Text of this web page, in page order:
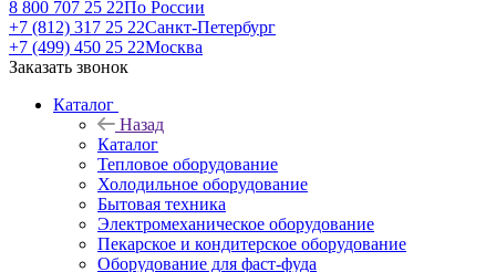
8 800 707 25 22По России
+7 (812) 317 25 22Санкт-Петербург
+7 (499) 450 25 22Москва
Заказать звонок
Каталог
Назад
Каталог
Тепловое оборудование
Холодильное оборудование
Бытовая техника
Электромеханическое оборудование
Пекарское и кондитерское оборудование
Оборудование для фаст-фуда